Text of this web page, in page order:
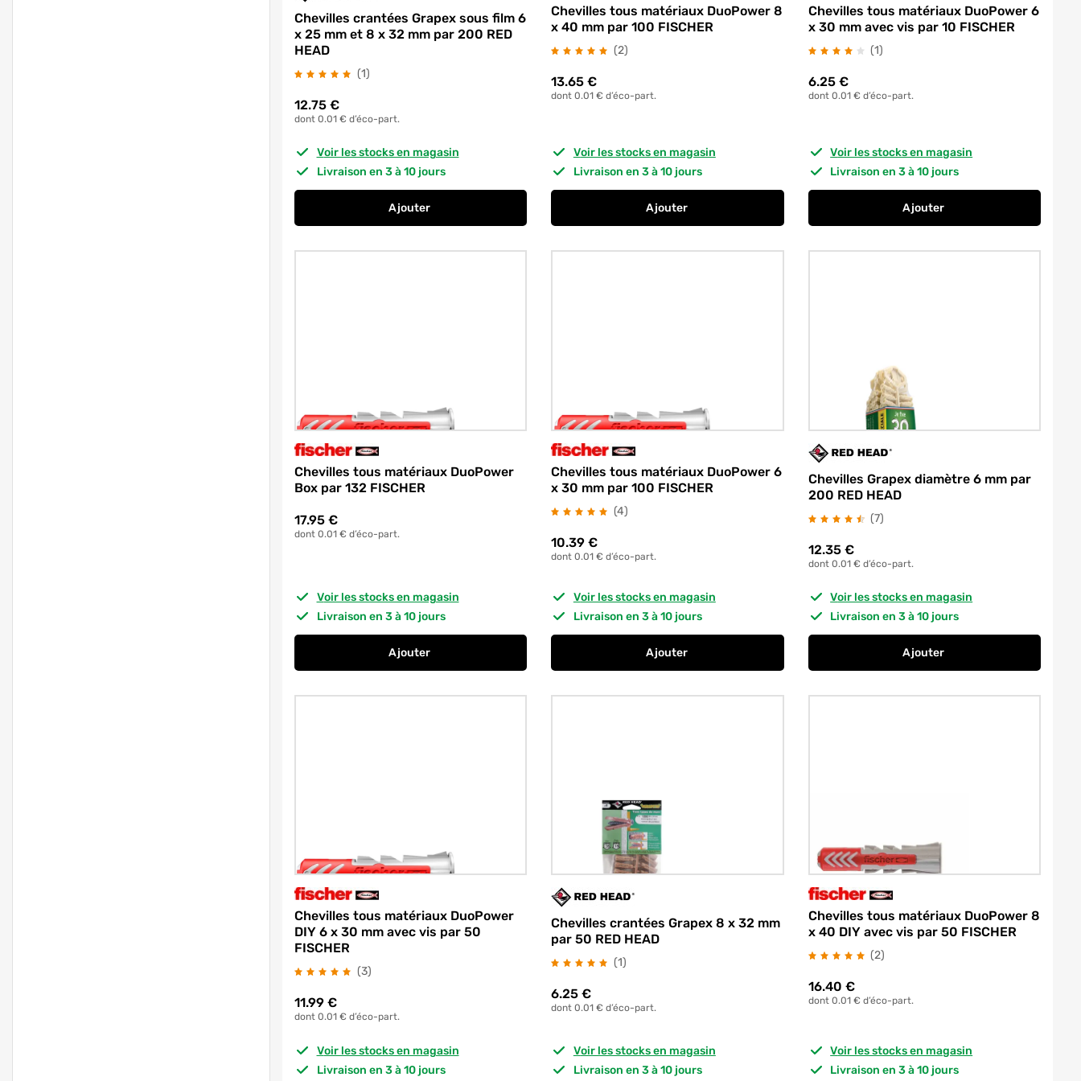
Chevilles crantées Grapex sous film 6
x 25 mm et 8 x 32 mm par 200 RED
HEAD
(1)
12.75 €
dont 0.01 € d’éco-part.
Voir les stocks en magasin
Livraison en 3 à 10 jours
Ajouter
Chevilles crantées Grapex sous film 6 x 25 mm et 8 x 32 mm par 200 RED HEAD
Chevilles tous matériaux DuoPower 8
x 40 mm par 100 FISCHER
(2)
13.65 €
dont 0.01 € d’éco-part.
Voir les stocks en magasin
Livraison en 3 à 10 jours
Ajouter
Chevilles tous matériaux DuoPower 8 x 40 mm par 100 FISCHER
Chevilles tous matériaux DuoPower 6
x 30 mm avec vis par 10 FISCHER
(1)
6.25 €
dont 0.01 € d’éco-part.
Voir les stocks en magasin
Livraison en 3 à 10 jours
Ajouter
Chevilles tous matériaux
Chevilles tous matériaux DuoPower
Box par 132 FISCHER
17.95 €
dont 0.01 € d’éco-part.
Voir les stocks en magasin
Livraison en 3 à 10 jours
Ajouter
Chevilles tous matériaux DuoPower Box par 132 FISCHER
Chevilles tous matériaux DuoPower 6
x 30 mm par 100 FISCHER
(4)
10.39 €
dont 0.01 € d’éco-part.
Voir les stocks en magasin
Livraison en 3 à 10 jours
Ajouter
Chevilles tous matériaux DuoPower 6 x 30 mm par 100 FISCHER
Chevilles Grapex diamètre 6 mm par
200 RED HEAD
(7)
12.35 €
dont 0.01 € d’éco-part.
Voir les stocks en magasin
Livraison en 3 à 10 jours
Ajouter
Chevilles Grapex diamètre 6
Chevilles tous matériaux DuoPower
DIY 6 x 30 mm avec vis par 50
FISCHER
(3)
11.99 €
dont 0.01 € d’éco-part.
Voir les stocks en magasin
Livraison en 3 à 10 jours
Chevilles crantées Grapex 8 x 32 mm
par 50 RED HEAD
(1)
6.25 €
dont 0.01 € d’éco-part.
Voir les stocks en magasin
Livraison en 3 à 10 jours
Chevilles tous matériaux DuoPower 8
x 40 DIY avec vis par 50 FISCHER
(2)
16.40 €
dont 0.01 € d’éco-part.
Voir les stocks en magasin
Livraison en 3 à 10 jours